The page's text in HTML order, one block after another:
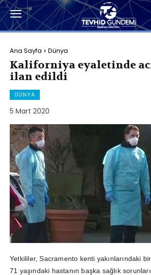
Ana Sayfa Dünya
Kaliforniya eyaletinde
ilan edildi
DÜNYA
5 Mart 2020
Yetkililer, Sacramento kenti yakınlarındaki
71 yaşındaki hastanın başka sağlık